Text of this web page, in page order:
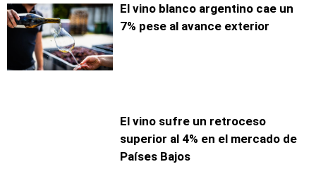
El vino blanco argentino cae un
7% pese al avance exterior
El vino sufre un retroceso
superior al 4% en el mercado de
Países Bajos